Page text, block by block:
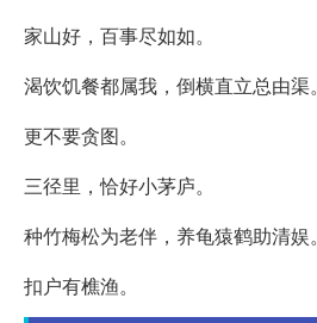
家山好，百事尽如如。
渴饮饥餐都属我，倒横直立总由渠。
更不要贪图。
三径里，恰好小茅庐。
种竹梅松为老伴，养龟猿鹤助清娱。
扣户有樵渔。